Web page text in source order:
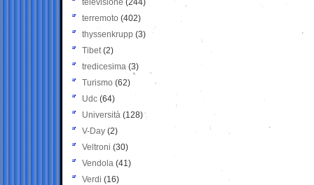
televisione(244)
terremoto (402)
thyssenkrupp (3)
Tibet(2)
tredicesima (3)
Turismo (62)
Udc (64)
Università (128)
V-Day (2)
Veltroni (30)
Vendola (41)
Verdi (16)